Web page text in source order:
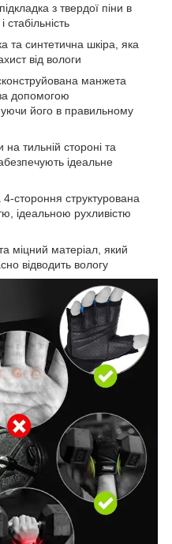
з твердої піни в
та синтетична шкіра, яка
від вологи
манжета
допомогою
його в правильному
на тильній стороні та
ідеальне
стороння структурована
ідеальною рухливістю
міцний матеріал, який
відводить вологу